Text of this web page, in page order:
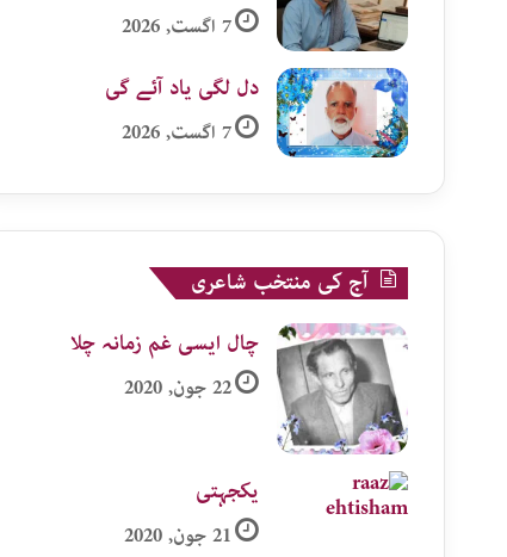
7 اگست, 2026
دل لگی یاد آئے گی
7 اگست, 2026
آج کی منتخب شاعری
چال ایسی غم زمانہ چلا
22 جون, 2020
یکجہتی
21 جون, 2020